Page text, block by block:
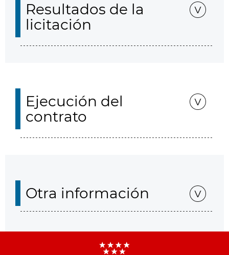
Resultados de la
licitación
Ejecución del
contrato
Otra información